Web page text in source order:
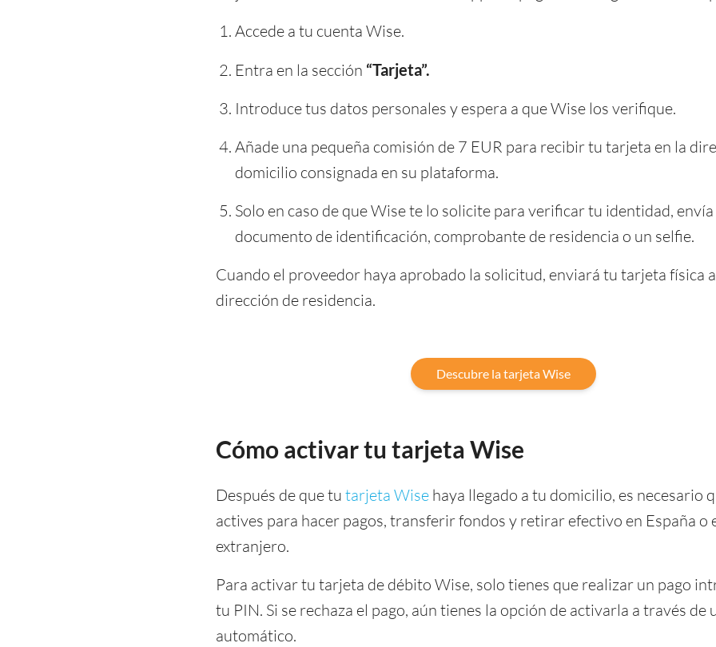
Accede a tu cuenta Wise.
Entra en la sección “Tarjeta”.
Introduce tus datos personales y espera a que Wise los verifique.
Añade una pequeña comisión de 7 EUR para recibir tu tarjeta en la
domicilio consignada en su plataforma.
Solo en caso de que Wise te lo solicite para verificar tu identidad,
documento de identificación, comprobante de residencia o un selfie.
Cuando el proveedor haya aprobado la solicitud, enviará tu tarjeta física
dirección de residencia.
Descubre la tarjeta Wise
Cómo activar tu tarjeta Wise
Después de que tu tarjeta Wise haya llegado a tu domicilio, es necesario
actives para hacer pagos, transferir fondos y retirar efectivo en España o
extranjero.
Para activar tu tarjeta de débito Wise, solo tienes que realizar un pago
tu PIN. Si se rechaza el pago, aún tienes la opción de activarla a través de
automático.